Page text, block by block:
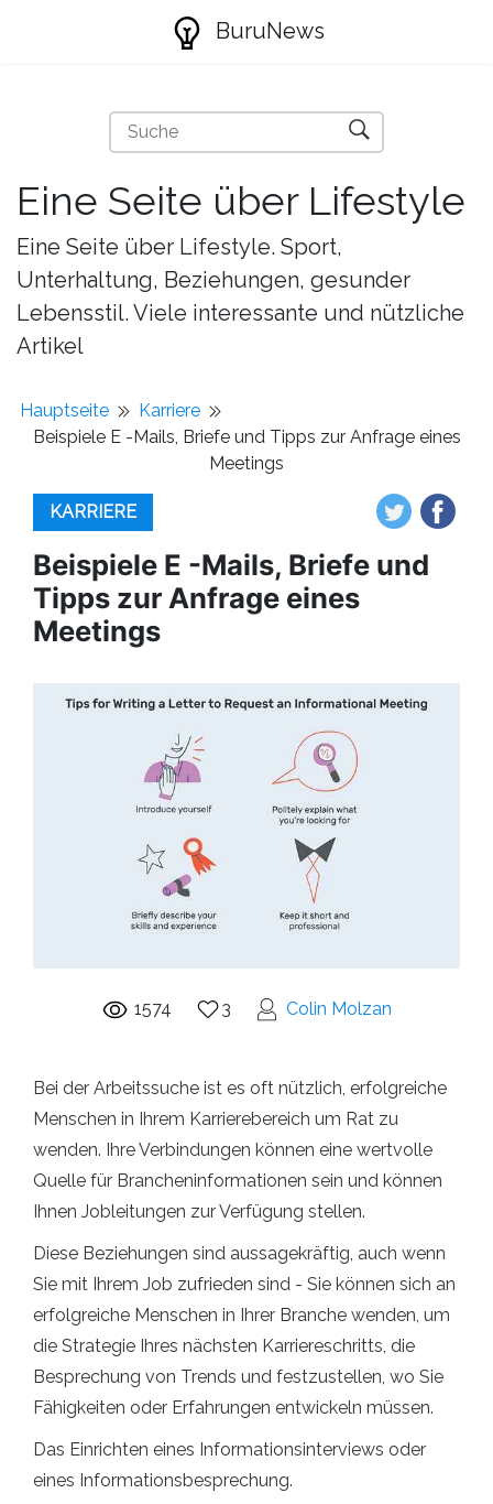
BuruNews
Eine Seite über Lifestyle
Eine Seite über Lifestyle. Sport,
Unterhaltung, Beziehungen, gesunder
Lebensstil. Viele interessante und nützliche
Artikel
Hauptseite
Karriere
Beispiele E -Mails, Briefe und Tipps zur Anfrage eines
Meetings
KARRIERE
Beispiele E -Mails, Briefe und
Tipps zur Anfrage eines
Meetings
1574 3 Colin Molzan
Bei der Arbeitssuche ist es oft nützlich, erfolgreiche
Menschen in Ihrem Karrierebereich um Rat zu
wenden. Ihre Verbindungen können eine wertvolle
Quelle für Brancheninformationen sein und können
Ihnen Jobleitungen zur Verfügung stellen.
Diese Beziehungen sind aussagekräftig, auch wenn
Sie mit Ihrem Job zufrieden sind - Sie können sich an
erfolgreiche Menschen in Ihrer Branche wenden, um
die Strategie Ihres nächsten Karriereschritts, die
Besprechung von Trends und festzustellen, wo Sie
Fähigkeiten oder Erfahrungen entwickeln müssen.
Das Einrichten eines Informationsinterviews oder
eines Informationsbesprechung.